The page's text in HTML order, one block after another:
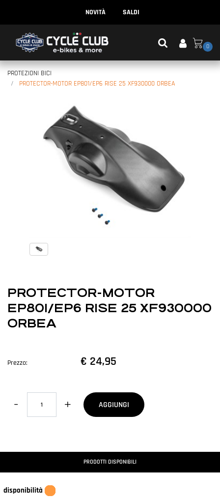
NOVITÀ SALDI
0
PROTEZIONI BICI
PROTECTOR-MOTOR EP801/EP6 RISE 25 XF930000 ORBEA
PROTECTOR-MOTOR
EP801/EP6 RISE 25 XF930000
ORBEA
Prezzo: € 24,95
Quantità
AGGIUNGI
PRODOTTI DISPONIBILI
disponibilità